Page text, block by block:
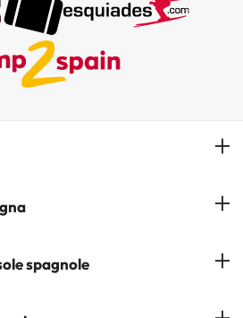
spagnole